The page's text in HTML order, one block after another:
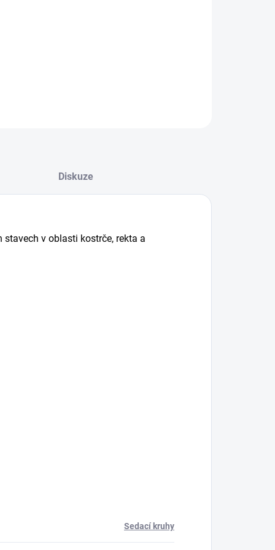
Diskuze
v oblasti kostrče, rekta a
Sedací kruhy